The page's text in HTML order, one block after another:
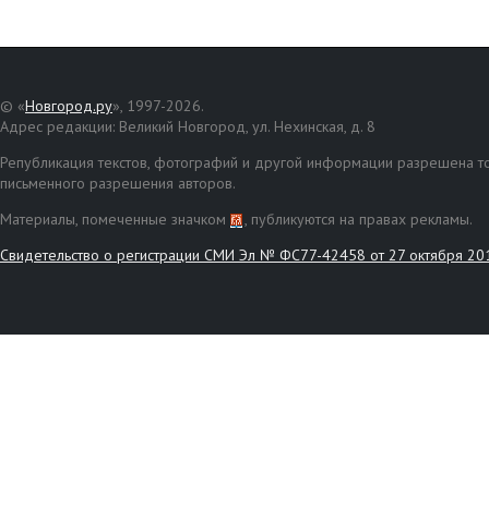
© «Новгород.ру», 1997-2026.
Адрес редакции: Великий Новгород, ул. Нехинская, д. 8
Републикация текстов, фотографий и другой информации разрешена
письменного разрешения авторов.
Материалы, помеченные значком
, публикуются на правах рекламы.
Свидетельство о регистрации СМИ Эл № ФС77-42458 от 27 октября